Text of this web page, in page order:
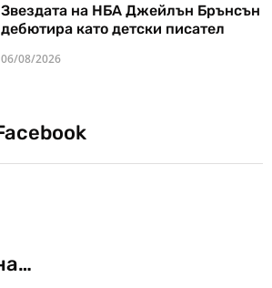
Звездата на НБА Джейлън Брънсън
дебютира като детски писател
06/08/2026